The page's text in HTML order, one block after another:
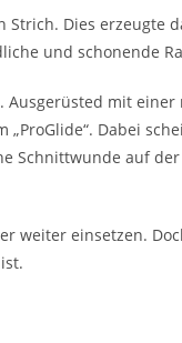
Dies erzeugte
und schonende
Ausgerüsted mit einer
Dabei
Schnittwunde auf
weiter einsetzen.